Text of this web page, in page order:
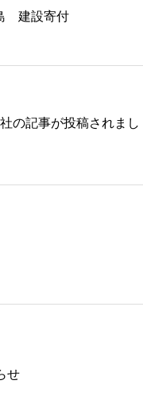
建設寄付
の記事が投稿されまし
せ